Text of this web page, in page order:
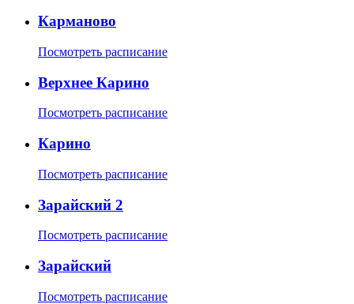
Карманово
Посмотреть расписание
Верхнее Карино
Посмотреть расписание
Карино
Посмотреть расписание
Зарайский 2
Посмотреть расписание
Зарайский
Посмотреть расписание